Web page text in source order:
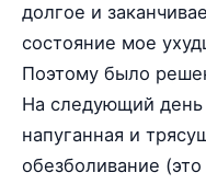
долгое и
состояние мое
Поэтому было
На следующий день
напуганная и
обезболивание